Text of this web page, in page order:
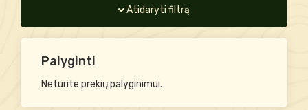
Atidaryti filtrą
Palyginti
Neturite prekių palyginimui.